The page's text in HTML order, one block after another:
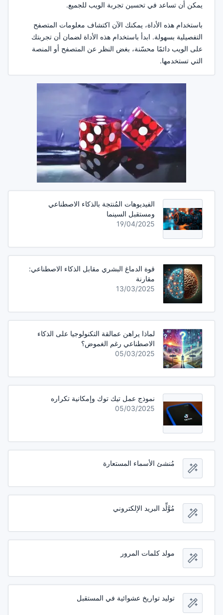
يمكن أن تساعد في تحسين تجربة الويب للجميع.
باستخدام هذه الأداة، يمكنك الآن اكتشاف معلومات المتصفح
التفصيلية بسهولة. ابدأ باستخدام هذه الأداة لضمان أن تجربتك
على الويب دائمًا محسّنة، بغض النظر عن المتصفح أو المنصة
التي تستخدمها.
الفيديوهات المُنتجة بالذكاء الاصطناعي
ومستقبل السينما
19/04/2025
قوة الدماغ البشري مقابل الذكاء الاصطناعي:
مقارنة
13/03/2025
لماذا يراهن عمالقة التكنولوجيا على الذكاء
الاصطناعي رغم الغموض؟
05/03/2025
نموذج عمل تيك توك وإمكانية تكراره
05/03/2025
مُنشئ الأسماء المستعارة
مُوَّلِّد البريد الإلكتروني
مولد كلمات المرور
توليد تواريخ عشوائية في المستقبل